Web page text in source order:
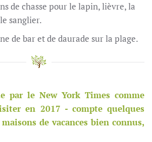
de chasse pour le lapin, lièvre, la
sanglier.
de bar et de daurade sur la plage.
par le New York Times comme
en 2017 - compte quelques
de vacances bien connus,